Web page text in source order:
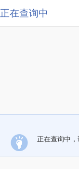
正在查询中
正在查询中